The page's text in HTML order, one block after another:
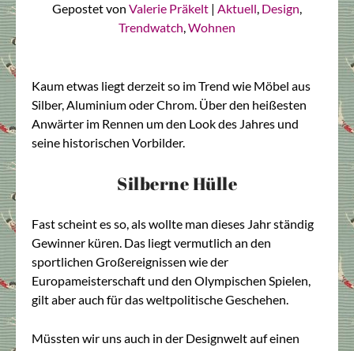
Gepostet von Valerie Präkelt | Aktuell, Design,
Trendwatch,Wohnen
Kaum etwas liegt derzeit so im Trend wie Möbel aus
Silber, Aluminium oder Chrom. Über den heißesten
Anwärter im Rennen um den Look des Jahres und
seine historischen Vorbilder.
Silberne Hülle
Fast scheint es so, als wollte man dieses Jahr ständig
Gewinner küren. Das liegt vermutlich an den
sportlichen Großereignissen wie der
Europameisterschaft und den Olympischen Spielen,
gilt aber auch für das weltpolitische Geschehen.
Müssten wir uns auch in der Designwelt auf einen